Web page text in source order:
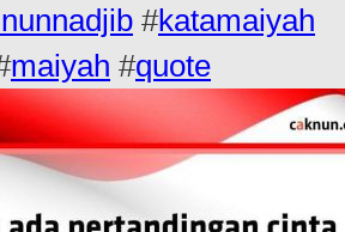
#katamaiyah
maiyah #quote